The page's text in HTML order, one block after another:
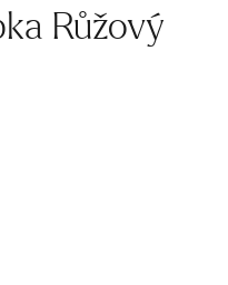
Růžový